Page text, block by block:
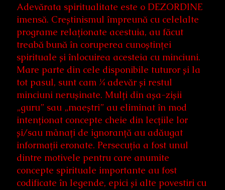
Adevărata spiritualitate este o DEZORDINE
imensă. Creștinismul împreună cu celelalte
programe relaționate acestuia, au făcut
treabă bună în coruperea cunoștinței
spirituale și înlocuirea acesteia cu minciuni.
Mare parte din cele disponibile tuturor și la
tot pasul, sunt cam ¼ adevăr și restul
minciuni nerușinate. Mulți din așa-zișii
„guru” sau „maeștri” au eliminat în mod
intenționat concepte cheie din lecțiile lor
și/sau mânați de ignoranță au adăugat
informații eronate. Persecuția a fost unul
dintre motivele pentru care anumite
concepte spirituale importante au fost
codificate în legende, epici și alte povestiri cu